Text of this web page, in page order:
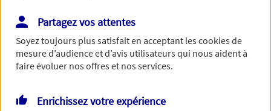
Vous disposez de droits sur les informations vous concernant. Pour
plus d’informations,cliquez ici.
Partagez vos attentes
Soyez toujours plus satisfait en acceptant lescookiesde
mesure d’audience et d’avis utilisateurs qui nous aident à
faire évoluer nos offres et nos services.
Enrichissez votre expérience